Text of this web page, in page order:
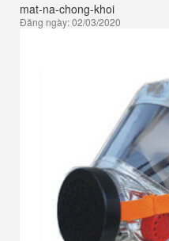
mat-na-chong-khoi
Đăng ngày: 02/03/2020